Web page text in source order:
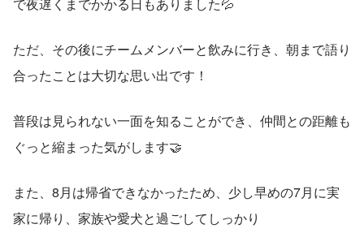
ただ、その後にチームメンバーと飲みに行き、朝まで語り
合ったことは大切な思い出です！
普段は見られない一面を知ることができ、仲間との距離も
ぐっと縮まった気がします🤝
また、8月は帰省できなかったため、少し早めの7月に実
家に帰り、家族や愛犬と過ごしてしっかり